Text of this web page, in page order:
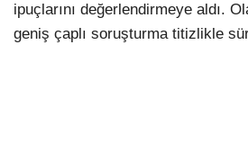
ipuçlarını değerlendirmeye aldı.
geniş çaplı soruşturma titizlikle